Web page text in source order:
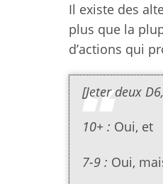
Il existe des
plus que la
d’actions qui
[Jeter deux
10+ : Oui, et
7-9 : Oui,